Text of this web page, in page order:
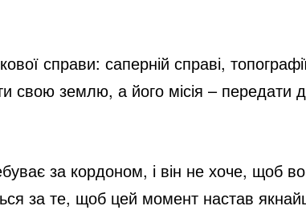
справи: саперній справі,
землю, а його місія – передати
за кордоном, і він не хоче, щоб
за те, щоб цей момент настав